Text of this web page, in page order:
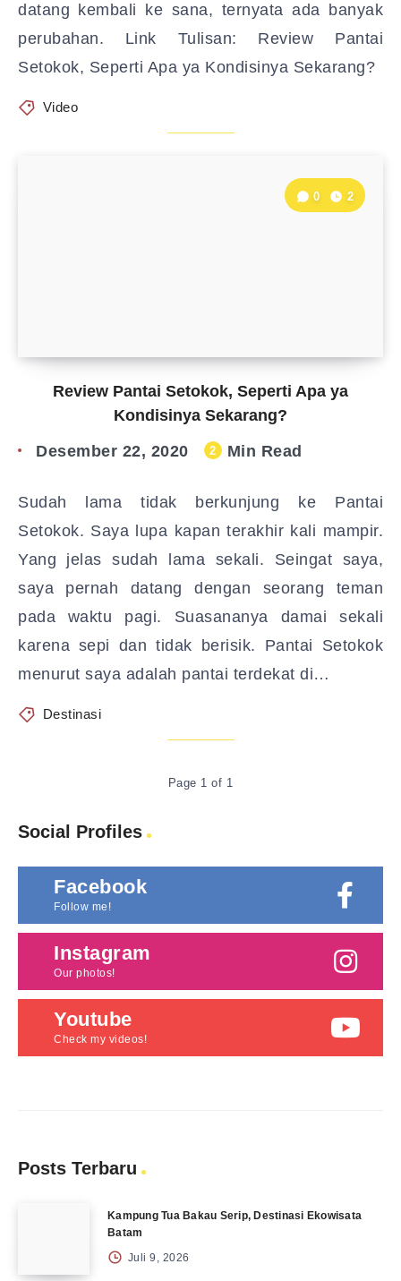
datang kembali ke sana, ternyata ada banyak
perubahan. Link Tulisan: Review Pantai
Setokok, Seperti Apa ya Kondisinya Sekarang?
Video
Review Pantai Setokok, Seperti Apa ya
Kondisinya Sekarang?
0 2
Desember 22, 2020 2 Min Read
Sudah lama tidak berkunjung ke Pantai
Setokok. Saya lupa kapan terakhir kali mampir.
Yang jelas sudah lama sekali. Seingat saya,
saya pernah datang dengan seorang teman
pada waktu pagi. Suasananya damai sekali
karena sepi dan tidak berisik. Pantai Setokok
menurut saya adalah pantai terdekat di…
Destinasi
Page 1 of 1
Social Profiles
Facebook
Follow me!
Instagram
Our photos!
Youtube
Check my videos!
Posts Terbaru
Kampung Tua Bakau Serip, Destinasi Ekowisata
Batam
Juli 9, 2026